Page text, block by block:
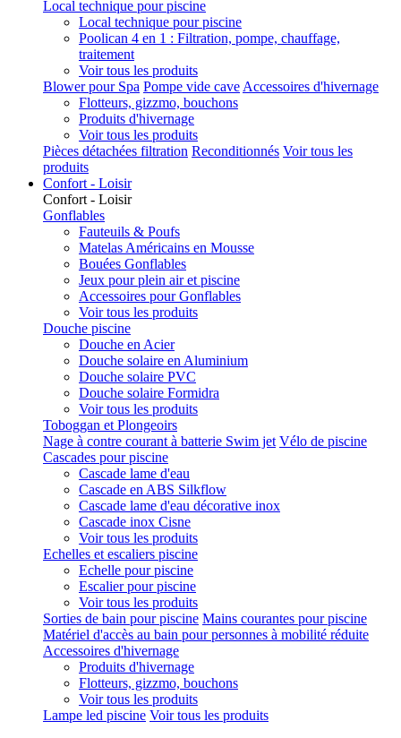
Local technique pour piscine
Local technique pour piscine
Poolican 4 en 1 : Filtration, pompe, chauffage,
traitement
Voir tous les produits
Blower pour Spa Pompe vide cave Accessoires d'hivernage
Flotteurs, gizzmo, bouchons
Produits d'hivernage
Voir tous les produits
Pièces détachées filtration Reconditionnés Voir tous les
produits
Confort - Loisir
Confort - Loisir
Gonflables
Fauteuils & Poufs
Matelas Américains en Mousse
Bouées Gonflables
Jeux pour plein air et piscine
Accessoires pour Gonflables
Voir tous les produits
Douche piscine
Douche en Acier
Douche solaire en Aluminium
Douche solaire PVC
Douche solaire Formidra
Voir tous les produits
Toboggan et Plongeoirs
Nage à contre courant à batterie Swim jet Vélo de piscine
Cascades pour piscine
Cascade lame d'eau
Cascade en ABS Silkflow
Cascade lame d'eau décorative inox
Cascade inox Cisne
Voir tous les produits
Echelles et escaliers piscine
Echelle pour piscine
Escalier pour piscine
Voir tous les produits
Sorties de bain pour piscine Mains courantes pour piscine
Matériel d'accès au bain pour personnes à mobilité réduite
Accessoires d'hivernage
Produits d'hivernage
Flotteurs, gizzmo, bouchons
Voir tous les produits
Lampe led piscine Voir tous les produits